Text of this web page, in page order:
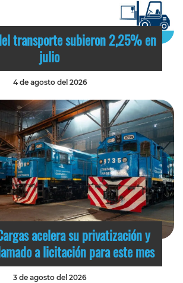
transporte subieron 2,25% en
julio
4 de agosto del 2026
acelera su privatización y
a licitación para este mes
3 de agosto del 2026